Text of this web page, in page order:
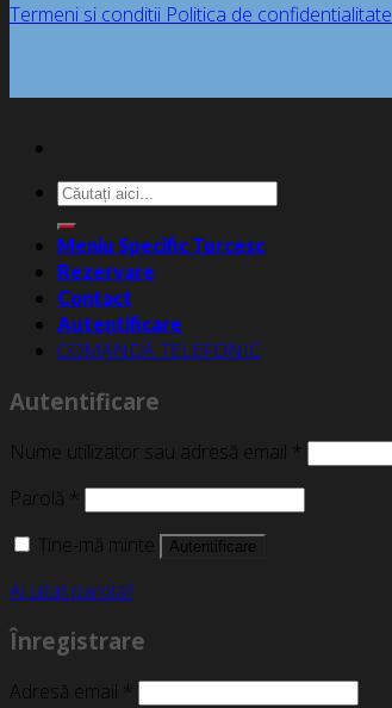
Termeni si conditii Politica de confidentialitate
Caută
după:
Meniu Specific Turcesc
Rezervare
Contact
Autentificare
COMANDĂ TELEFONIC
Autentificare
Nume utilizator sau adresă email *
Parolă *
Ține-mă minte
Autentificare
Ai uitat parola?
Înregistrare
Adresă email *